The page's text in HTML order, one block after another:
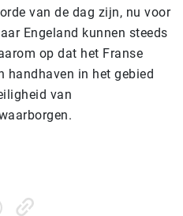
van de dag zijn, nu voor
Engeland kunnen steeds
op dat het Franse
handhaven in het gebied
van